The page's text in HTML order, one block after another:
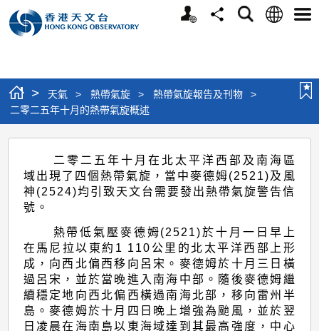
個
分
搜
語
選
> 天氣 > 熱帶氣旋 > 熱帶氣旋報告及刊物
>
二零二五年十月的熱帶氣旋概述
二
零
二
五
年
十
月
的
熱
二零二五年十月在北太平洋西部及南海區
域出現了四個熱帶氣旋，當中麥德姆(2521)及風
神(2524)均引致天文台需要發出熱帶氣旋警告信
號。
熱帶低氣壓麥德姆(2521)於十月一日早上
在馬尼拉以東約1 110公里的北太平洋西部上形
成，向西北偏西移向呂宋。麥德姆於十月三日橫
過呂宋，並於當晚進入南海中部。隨後麥德姆繼
續穩定地向西北偏西橫過南海北部，移向雷州半
島。麥德姆於十月四日晚上增強為颱風，並於翌
日凌晨在海南島以東海域達到其最高強度，中心